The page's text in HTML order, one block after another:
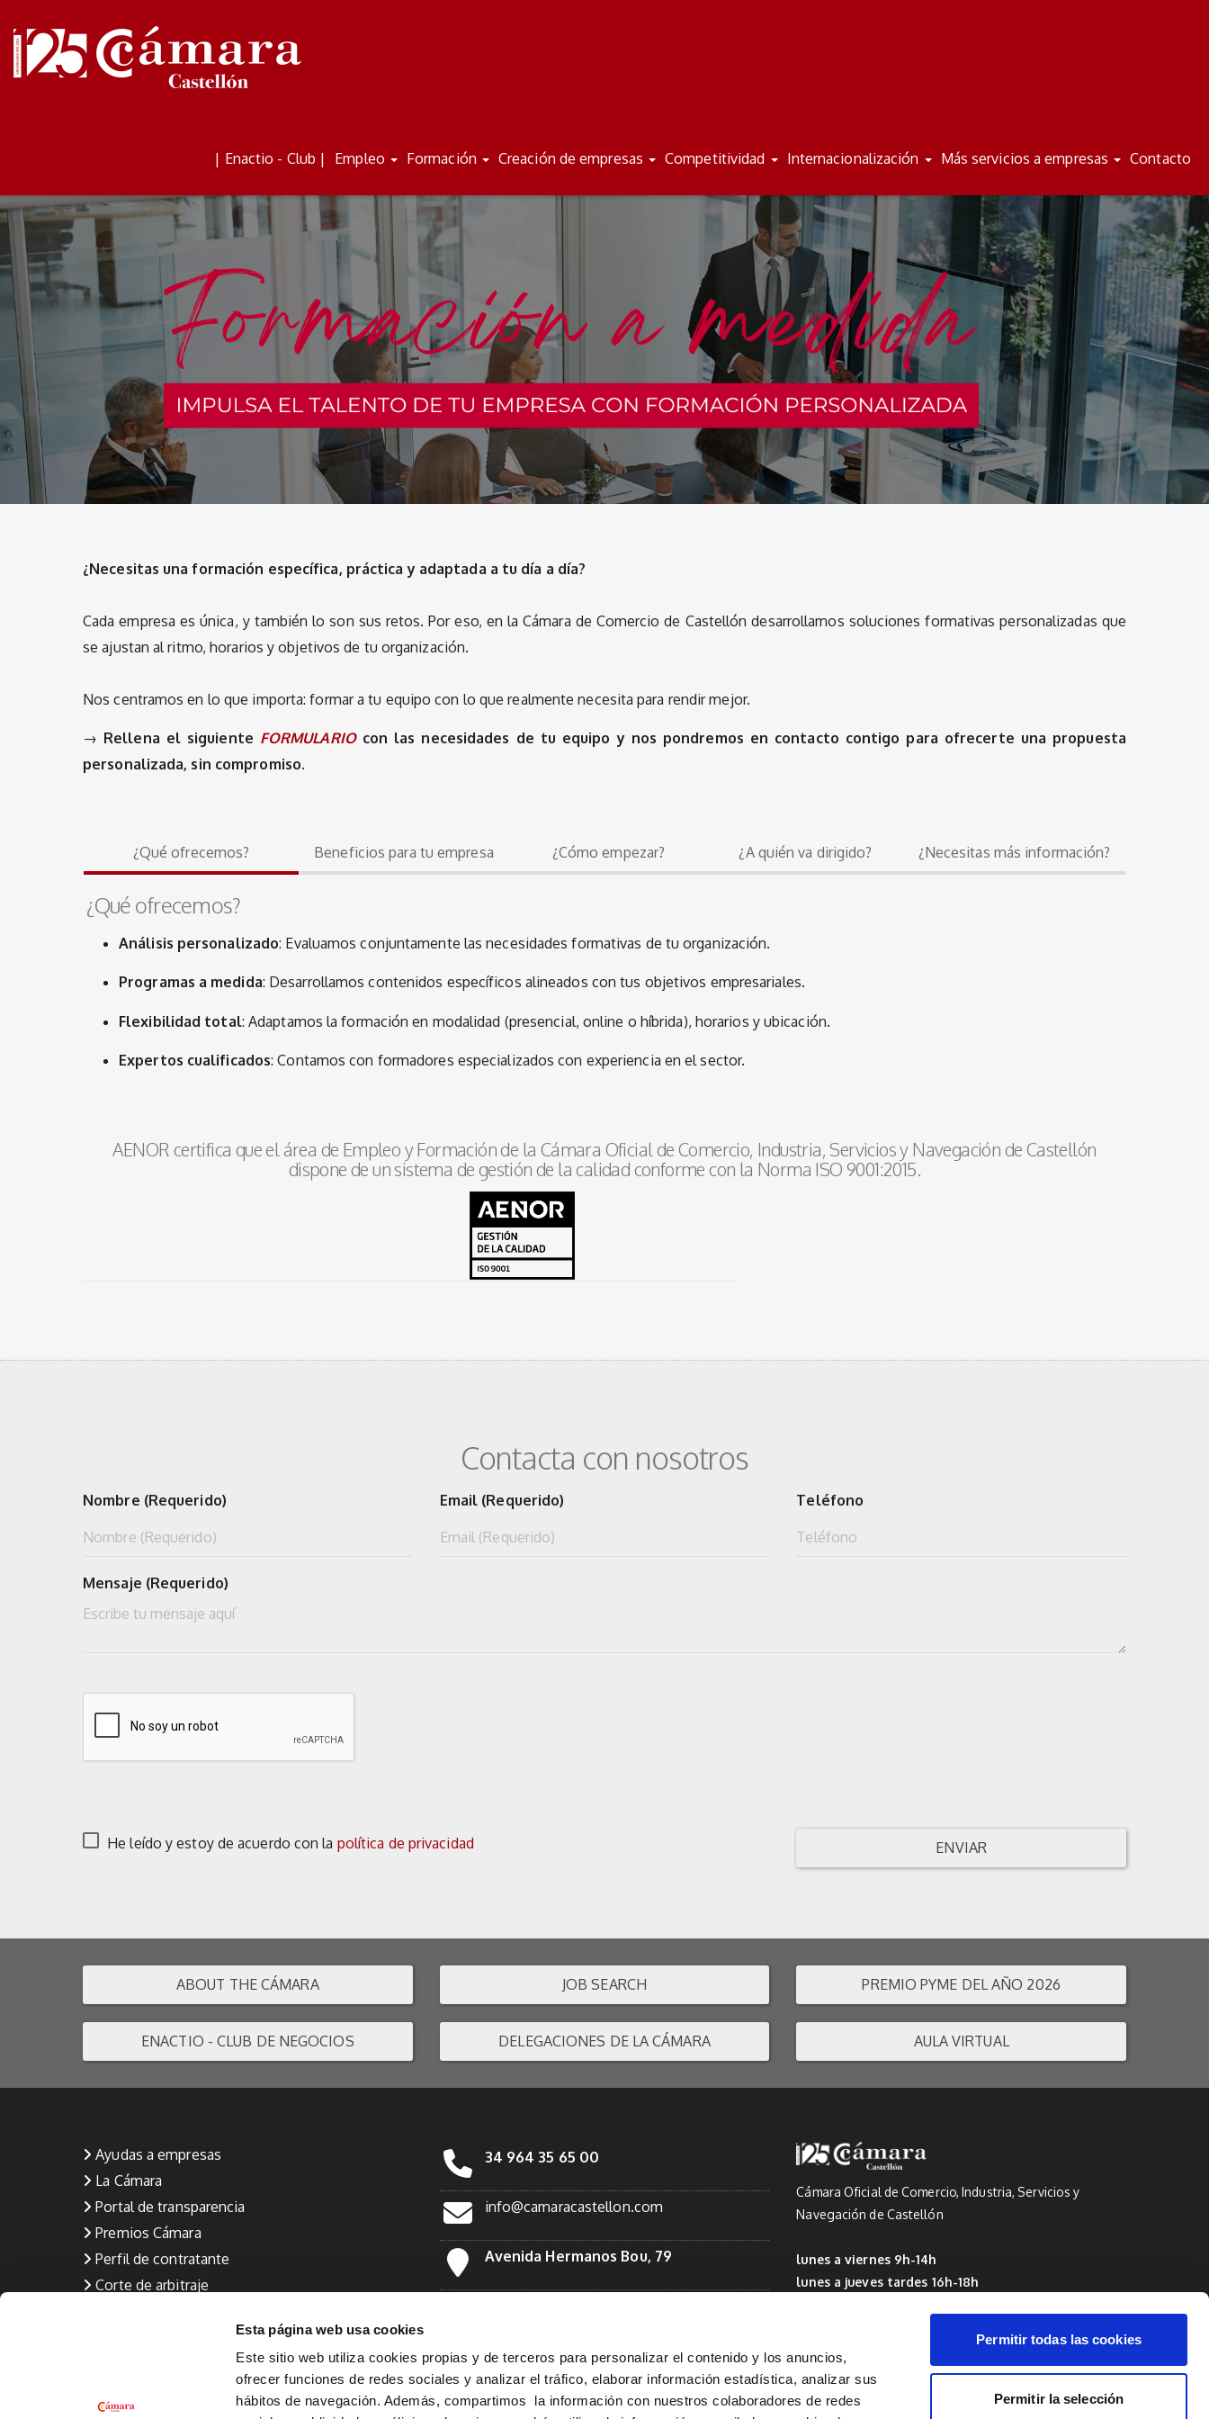
Esta página web usa cookies
Este sitio web utiliza cookies propias y de terceros para personalizar el contenido y los anuncios,
ofrecer funciones de redes sociales y analizar el tráfico, elaborar información estadística, analizar sus
hábitos de navegación. Además, compartimos la información con nuestros colaboradores de redes
Permitir todas las cookies
Permitir la selección
| Enactio - Club | Empleo Formación Creación de empresas Competitividad Internacionalización Más servicios a empresas Contacto
¿Necesitas una formación específica, práctica y adaptada a tu día a día?
Cada empresa es única, y también lo son sus retos. Por eso, en la Cámara de Comercio de Castellón desarrollamos soluciones formativas personalizadas que
se ajustan al ritmo, horarios y objetivos de tu organización.
Nos centramos en lo que importa: formar a tu equipo con lo que realmente necesita para rendir mejor.
→ Rellena el siguiente FORMULARIOcon las necesidades de tu equipo y nos pondremos en contacto contigo para ofrecerte una propuesta
personalizada, sin compromiso.
¿Qué ofrecemos? Beneficios para tu empresa ¿Cómo empezar? ¿A quién va dirigido? ¿Necesitas más información?
¿Qué ofrecemos?
Análisis personalizado: Evaluamos conjuntamente las necesidades formativas de tu organización.
Programas a medida: Desarrollamos contenidos específicos alineados con tus objetivos empresariales.
Flexibilidad total:Adaptamos la formación en modalidad (presencial, online o híbrida), horarios y ubicación.
Expertos cualificados:Contamos con formadores especializados con experiencia en el sector.
AENOR certifica que el área de Empleo y Formación de la Cámara Oficial de Comercio, Industria, Servicios y Navegación de Castellón
dispone de un sistema de gestión de la calidad conforme con la Norma ISO 9001:2015.
Contacta con nosotros
Nombre (Requerido) Email (Requerido) Teléfono
Mensaje (Requerido)
He leído y estoy de acuerdo con la política de privacidad ENVIAR
ABOUT THE CÁMARA JOB SEARCH PREMIO PYME DEL AÑO 2026
ENACTIO - CLUB DE NEGOCIOS DELEGACIONES DE LA CÁMARA AULA VIRTUAL
Ayudas a empresas
La Cámara
Portal de transparencia
Premios Cámara
Perfil de contratante
Corte de arbitraje
Política de calidad (Formación y Empleo)
Canal de denuncia
34 964 35 65 00
info@camaracastellon.com
Avenida Hermanos Bou, 79
Twitter
Linkedin
Cámara Oficial de Comercio, Industria, Servicios y
Navegación de Castellón
lunes a viernes 9h-14h
lunes a jueves tardes 16h-18h
* Del 1 de julio al 15 de septiembre: de 9h a 14h